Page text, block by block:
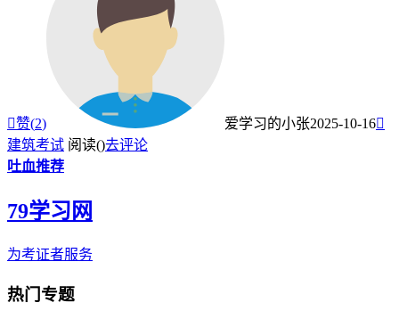
赞(2) 爱学习的小张2025-10-16
建筑考试 阅读()去评论
吐血推荐
79学习网
为考证者服务
热门专题